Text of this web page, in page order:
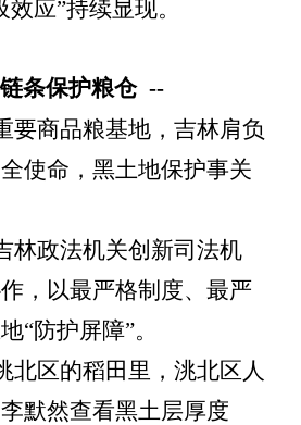
应”持续显现。
条保护粮仓 --
要商品粮基地，吉林肩负
使命，黑土地保护事关
林政法机关创新司法机
，以最严格制度、最严
“防护屏障”。
北区的稻田里，洮北区人
默然查看黑土层厚度